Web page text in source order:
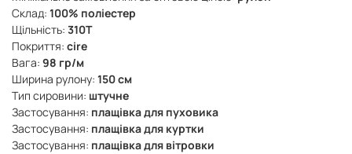
Склад: 100% поліестер
Щільність: 310Т
Покриття: cire
Вага: 98 гр/м
Ширина рулону: 150 см
Тип сировини: штучне
Застосування: плащівка для пуховика
Застосування: плащівка для куртки
Застосування: плащівка для вітровки